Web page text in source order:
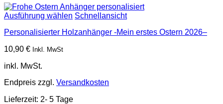
Ausführung wählen Schnellansicht
Personalisierter Holzanhänger -Mein erstes Ostern 2026–
10,90 € Inkl. MwSt
inkl. MwSt.
Endpreis zzgl. Versandkosten
Lieferzeit: 2- 5 Tage